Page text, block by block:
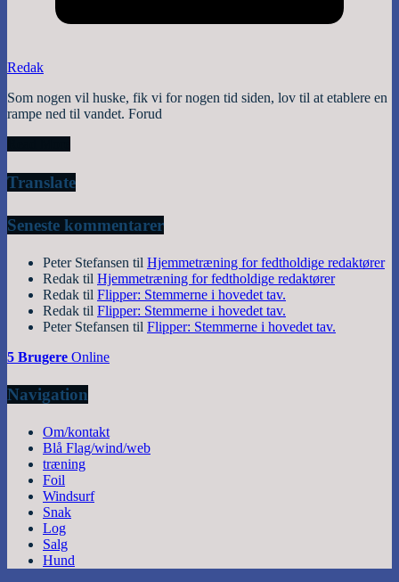
Redak
Som nogen vil huske, fik vi for nogen tid siden, lov til at etablere en
rampe ned til vandet. Forud
Translate
Seneste kommentarer
Peter Stefansen til Hjemmetræning for fedtholdige redaktører
Redak til Hjemmetræning for fedtholdige redaktører
Redak til Flipper: Stemmerne i hovedet tav.
Redak til Flipper: Stemmerne i hovedet tav.
Peter Stefansen til Flipper: Stemmerne i hovedet tav.
5 Brugere Online
Navigation
Om/kontakt
Blå Flag/wind/web
træning
Foil
Windsurf
Snak
Log
Salg
Hund